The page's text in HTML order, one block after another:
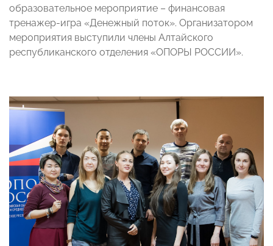
образовательное мероприятие – финансовая
тренажер-игра «Денежный поток». Организатором
мероприятия выступили члены Алтайского
республиканского отделения «ОПОРЫ РОССИИ».